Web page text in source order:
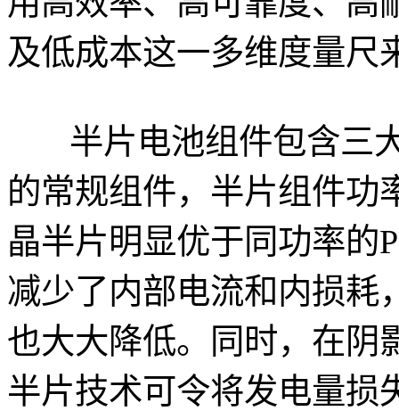
及低成本这一多维度量尺
半片电池组件包含三大
的常规组件，半片组件功
晶半片明显优于同功率的
减少了内部电流和内损耗
也大大降低。同时，在阴
半片技术可令将发电量损